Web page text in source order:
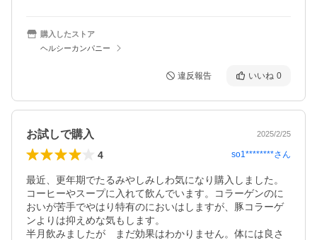
購入したストア
ヘルシーカンパニー
違反報告 いいね 0
お試しで購入 2025/2/25
4 so1********さん
最近、更年期でたるみやしみしわ気になり購入しました。
コーヒーやスープに入れて飲んでいます。コラーゲンのに
おいが苦手でやはり特有のにおいはしますが、豚コラーゲ
ンよりは抑えめな気もします。
半月飲みましたが　まだ効果はわかりません。体には良さ